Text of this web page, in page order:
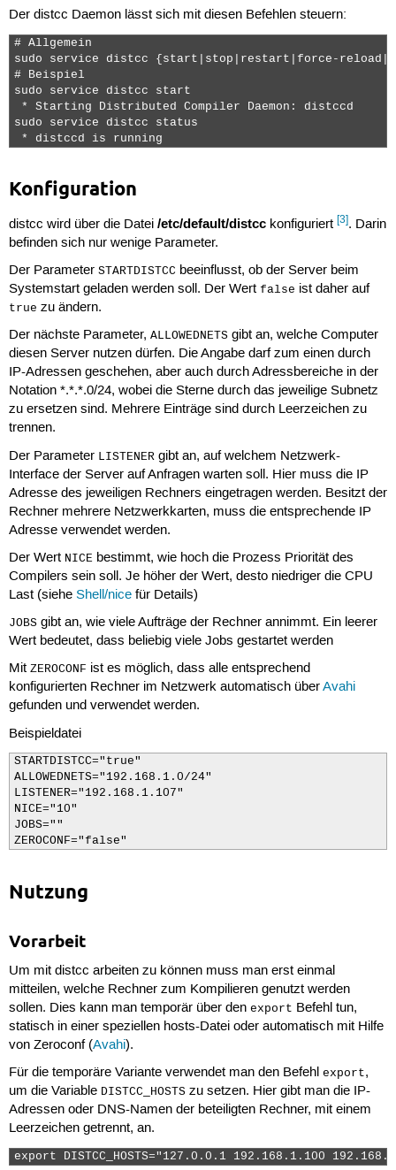
Der distcc Daemon lässt sich mit diesen Befehlen steuern:
# Allgemein
sudo service distcc {start|stop|restart|force-
# Beispiel
sudo service distcc start
* Starting Distributed Compiler Daemon:
sudo service distcc status
* distccd is running
Konfiguration
distcc wird über die Datei /etc/default/distcckonfiguriert [3]. Darin
befinden sich nur wenige Parameter.
Der Parameter STARTDISTCC beeinflusst, ob der Server beim
Systemstart geladen werden soll. Der Wert false ist daher auf
true zu ändern.
Der nächste Parameter, ALLOWEDNETSgibt an, welche Computer
diesen Server nutzen dürfen. Die Angabe darf zum einen durch
IP-Adressen geschehen, aber auch durch Adressbereiche in der
Notation *.*.*.0/24, wobei die Sterne durch das jeweilige Subnetz
zu ersetzen sind. Mehrere Einträge sind durch Leerzeichen zu
trennen.
Der Parameter LISTENERgibt an, auf welchem Netzwerk-
Interface der Server auf Anfragen warten soll. Hier muss die IP
Adresse des jeweiligen Rechners eingetragen werden. Besitzt der
Rechner mehrere Netzwerkkarten, muss die entsprechende IP
Adresse verwendet werden.
Der Wert NICEbestimmt, wie hoch die Prozess Priorität des
Compilers sein soll. Je höher der Wert, desto niedriger die CPU
Last (siehe Shell/nicefür Details)
JOBSgibt an, wie viele Aufträge der Rechner annimmt. Ein leerer
Wert bedeutet, dass beliebig viele Jobs gestartet werden
Mit ZEROCONF ist es möglich, dass alle entsprechend
konfigurierten Rechner im Netzwerk automatisch überAvahi
gefunden und verwendet werden.
Beispieldatei
STARTDISTCC="true"
ALLOWEDNETS="192.168.1.0/24"
LISTENER="192.168.1.107"
NICE="10"
JOBS=""
ZEROCONF="false"
Nutzung
Vorarbeit
Um mit distcc arbeiten zu können muss man erst einmal
mitteilen, welche Rechner zum Kompilieren genutzt werden
sollen. Dies kann man temporär über den export Befehl tun,
statisch in einer speziellen hosts-Datei oder automatisch mit Hilfe
von Zeroconf (Avahi).
Für die temporäre Variante verwendet man den Befehl export,
um die Variable DISTCC_HOSTSzu setzen. Hier gibt man die IP-
Adressen oder DNS-Namen der beteiligten Rechner, mit einem
Leerzeichen getrennt, an.
export DISTCC_HOSTS="127.0.0.1 192.168.1.100